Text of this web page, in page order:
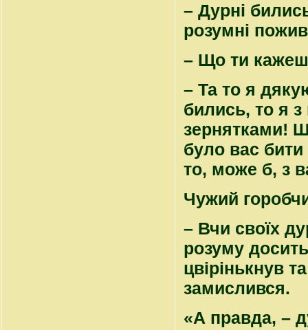
– Дурні
розумні
– Що ти
– Та то я
бились, то я
зернятками!
було вас
то, може б, з
Чужий
– Вчи своїх
розуму
цвірінькнув
замислився.
«А правда, –